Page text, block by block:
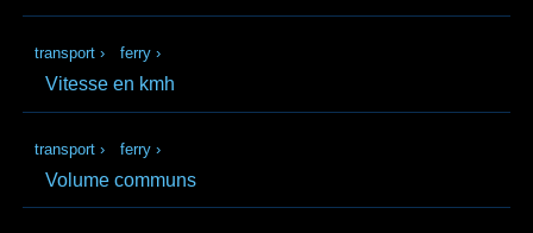
transport › ferry ›
Vitesse en kmh
transport › ferry ›
Volume communs